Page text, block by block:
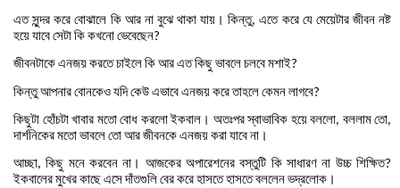
এত সুন্দর করে বোঝালে কি আর না বুঝে থাকা যায়। কিন্তু,এতে করে যে মেয়েটার জীবন নষ্ট
হয়েযাবেসেটাকিকখনোভেবেছেন?
জীবনটাকেএনজয়করতেচাইলেকিআরএতকিছুভাবলেচলবেমশাই?
কিন্তুআপনারবোনকেওযদিকেউএভাবেএনজয়করেতাহলেকেমনলাগবে?
কিছুটা হোঁচটা খাবার মতো বোধ করলো ইকবাল। অতঃপর স্বাভাবিক হয়ে বললো, বললাম তো,
দার্শনিকেরমতোভাবলেতোআরজীবনকেএনজয়করাযাবেনা।
আচ্ছা,কিছু মনে করবেন না। আজকের অপারেশনের বস্তুটি কি সাধারণ না উচ্চ শিক্ষিত?
ইকবালেরমুখেরকাছেএসেদাঁতগুলিবেরকরেহাসতেহাসতেবললেনভদ্রলোক।